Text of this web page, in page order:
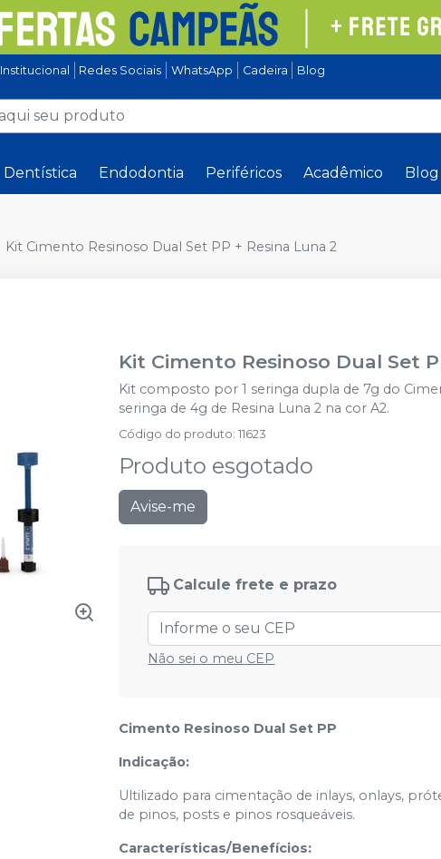
Institucional Redes Sociais WhatsApp Cadeira Blog
Dentística Endodontia Periféricos Acadêmico Blog
Kit Cimento Resinoso Dual Set PP + Resina Luna 2
Kit Cimento Resinoso Dual Set
Kit composto por 1 seringa dupla de 7g do
seringa de 4g de Resina Luna 2 na cor A2.
Código do produto:11623
Produto esgotado
Avise-me
Calcule frete e prazo
Não sei o meu CEP
Cimento Resinoso Dual Set PP
Indicação:
Ultilizado para cimentação de inlays, onlays,
de pinos, posts e pinos rosqueáveis.
Características/Benefícios: